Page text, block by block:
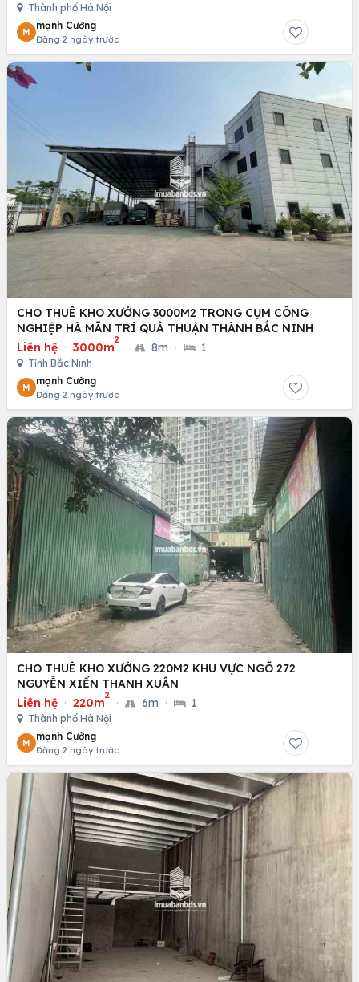
Thành phố Hà Nội
M
mạnh Cường
Đăng 2 ngày trước
CHO THUÊ KHO XƯỞNG 3000M2 TRONG CỤM CÔNG
NGHIỆP HÀ MÃN TRÍ QUẢ THUẬN THÀNH BẮC NINH
Liên hệ · 3000m
2
· 8m · 1
Tỉnh Bắc Ninh
M
mạnh Cường
Đăng 2 ngày trước
CHO THUÊ KHO XƯỞNG 220M2 KHU VỰC NGÕ 272
NGUYỄN XIỂN THANH XUÂN
Liên hệ · 220m
2
· 6m · 1
Thành phố Hà Nội
M
mạnh Cường
Đăng 2 ngày trước